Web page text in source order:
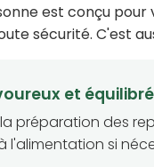
est conçu
sécurité. C'est
et
préparation des
si